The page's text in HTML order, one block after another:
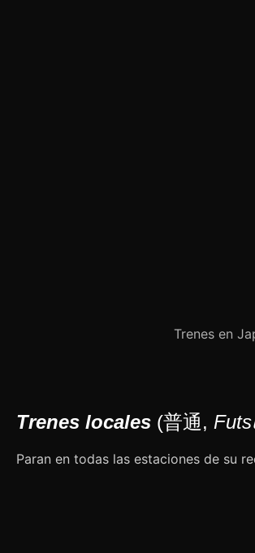
Trenes en
Trenes locales (普通,
Paran en todas las estaciones de su